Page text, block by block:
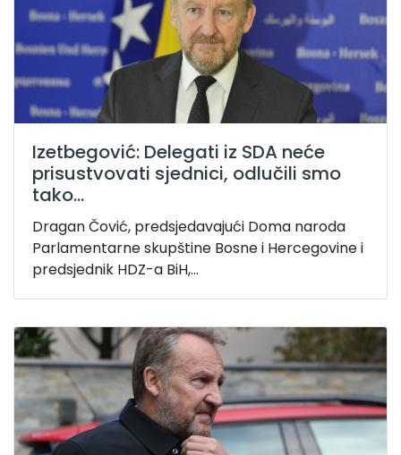
Izetbegović: Delegati iz SDA neće
prisustvovati sjednici, odlučili smo
tako...
Dragan Čović, predsjedavajući Doma naroda
Parlamentarne skupštine Bosne i Hercegovine i
predsjednik HDZ-a BiH,...